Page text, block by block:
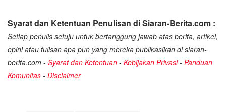
Syarat dan Ketentuan Penulisan di Siaran-Berita.com :
Setiap penulis setuju untuk bertanggung jawab atas berita, artikel,
opini atau tulisan apa pun yang mereka publikasikan di siaran-
berita.com - Syarat dan Ketentuan - Kebijakan Privasi- Panduan
Komunitas - Disclaimer